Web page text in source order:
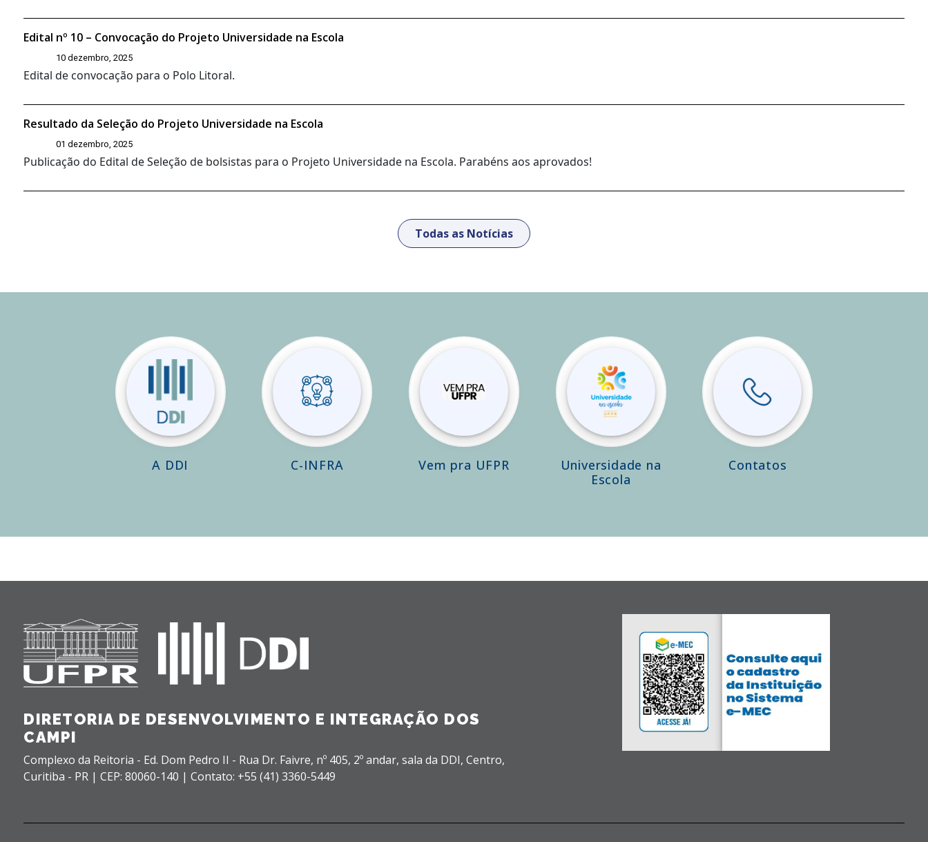
Edital nº 10 – Convocação do Projeto Universidade na Escola
10 dezembro, 2025
Edital de convocação para o Polo Litoral.
Resultado da Seleção do Projeto Universidade na Escola
01 dezembro, 2025
Publicação do Edital de Seleção de bolsistas para o Projeto Universidade na Escola. Parabéns aos aprovados!
Todas as Notícias
A DDI C-INFRA Vem pra UFPR
Universidade na
Escola
Contatos
DIRETORIA DE DESENVOLVIMENTO E INTEGRAÇÃO DOS
CAMPI
Complexo da Reitoria - Ed. Dom Pedro II - Rua Dr. Faivre, nº 405, 2º andar, sala da DDI, Centro,
Curitiba - PR | CEP: 80060-140 | Contato: +55 (41) 3360-5449